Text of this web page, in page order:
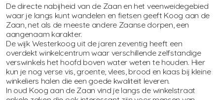
De directe nabijheid van de Zaan en het veenweidegebied
waar je langs kunt wandelen en fietsen geeft Koog aan de
Zaan, net als de meeste andere Zaanse dorpen, een
aangenaam karakter.
De wijk Westerkoog uit de jaren zeventig heeft een
overdekt winkelcentrum waar verschillende zelfstandige
verswinkels het hoofd boven water weten te houden. Hier
kun je nog verse vis, groente, vlees, brood en kaas bij kleine
winkeliers halen die een goede kwaliteit leveren.
In oud Koog aan de Zaan vind je langs de winkelstraat